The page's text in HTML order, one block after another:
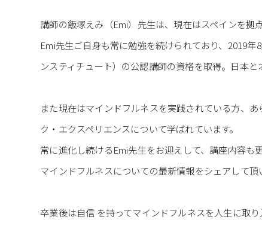
講師の飯塚えみ（Emi）先生は、現在はスペインを拠
Emi先生ご自身も常に勉強を続けられており、2019
ンスティチュート）の公認講師の資格を取得。日本
また現在はマインドフルネスを実践されている方、
ク・エクスペリエンスについて学ばれています。
常に進化し続けるEmi先生をお迎えして、講座内容も
マインドフルネスについての最新情報をシェアして
卒業後は自信 を持ってマインドフルネスを人生に取り